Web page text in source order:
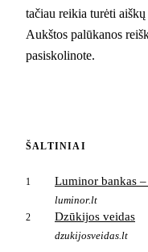
tačiau reikia turėti
Aukštos palūkanos
pasiskolinote.
ŠALTINIAI
1 Luminor bankas
luminor.lt
2 Dzūkijos veidas
dzukijosveidas.lt